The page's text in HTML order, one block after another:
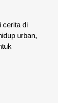
cerita di
urban,